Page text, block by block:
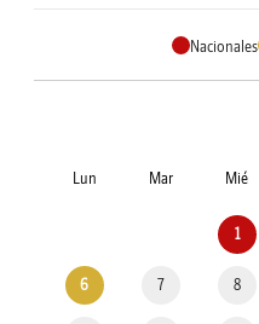
Nacionales
Lun Mar Mié
1
6 7 8